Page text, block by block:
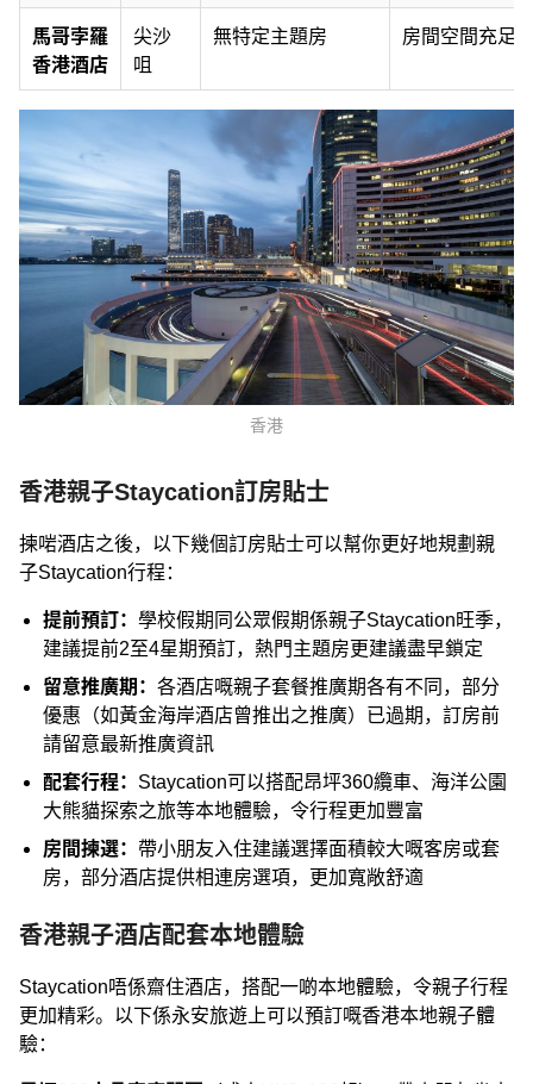
馬哥孛羅
香港酒店
尖沙
咀
無特定主題房 房間空間充足
香港
香港親子Staycation訂房貼士
揀啱酒店之後，以下幾個訂房貼士可以幫你更好地規劃親
子Staycation行程：
提前預訂： 學校假期同公眾假期係親子Staycation旺季，
建議提前2至4星期預訂，熱門主題房更建議盡早鎖定
留意推廣期： 各酒店嘅親子套餐推廣期各有不同，部分
優惠（如黃金海岸酒店曾推出之推廣）已過期，訂房前
請留意最新推廣資訊
配套行程： Staycation可以搭配昂坪360纜車、海洋公園
大熊貓探索之旅等本地體驗，令行程更加豐富
房間揀選： 帶小朋友入住建議選擇面積較大嘅客房或套
房，部分酒店提供相連房選項，更加寬敞舒適
香港親子酒店配套本地體驗
Staycation唔係齋住酒店，搭配一啲本地體驗，令親子行程
更加精彩。以下係永安旅遊上可以預訂嘅香港本地親子體
驗：